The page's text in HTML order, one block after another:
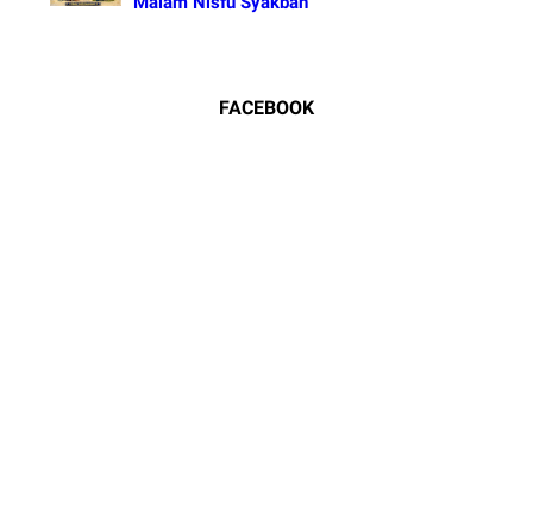
FACEBOOK